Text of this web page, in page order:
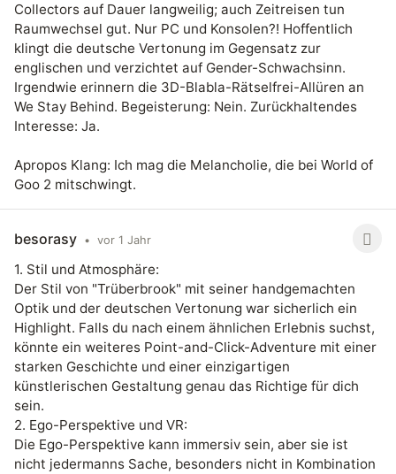
Collectors auf Dauer langweilig; auch Zeitreisen tun
Raumwechsel gut. Nur PC und Konsolen?! Hoffentlich
klingt die deutsche Vertonung im Gegensatz zur
englischen und verzichtet auf Gender-Schwachsinn.
Irgendwie erinnern die 3D-Blabla-Rätselfrei-Allüren an
We Stay Behind. Begeisterung: Nein. Zurückhaltendes
Interesse: Ja.
Apropos Klang: Ich mag die Melancholie, die bei World of
Goo 2 mitschwingt.
besorasy • vor 1 Jahr
1. Stil und Atmosphäre:
Der Stil von "Trüberbrook" mit seiner handgemachten
Optik und der deutschen Vertonung war sicherlich ein
Highlight. Falls du nach einem ähnlichen Erlebnis suchst,
könnte ein weiteres Point-and-Click-Adventure mit einer
starken Geschichte und einer einzigartigen
künstlerischen Gestaltung genau das Richtige für dich
sein.
2. Ego-Perspektive und VR:
Die Ego-Perspektive kann immersiv sein, aber sie ist
nicht jedermanns Sache, besonders nicht in Kombination